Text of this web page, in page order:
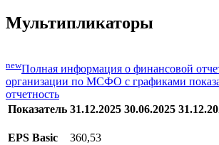
Мультипликаторы
newПолная информация о финансовой
организации по МСФО с графиками
отчетность
Показатель 31.12.2025 30.06.2025
EPS Basic
360,53